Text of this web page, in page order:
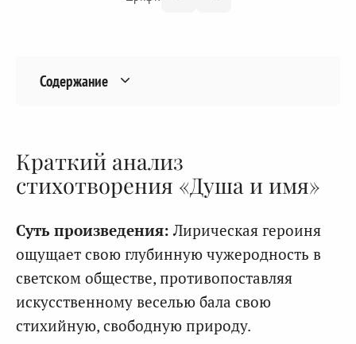
Содержание
Краткий анализ
стихотворения «Душа и имя»
Суть произведения: Лирическая героиня
ощущает свою глубинную чужеродность в
светском обществе, противопоставляя
искусственному веселью бала свою
стихийную, свободную природу.